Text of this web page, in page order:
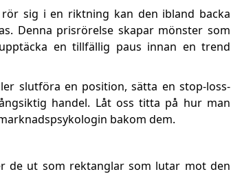
sig i en riktning kan den ibland backa
Denna prisrörelse skapar mönster som
en tillfällig paus innan en trend
slutföra en position, sätta en stop-loss-
handel. Låt oss titta på hur man
bakom dem.
de ut som rektanglar som lutar mot den